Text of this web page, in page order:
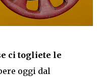
ci togliete le
oggi dal